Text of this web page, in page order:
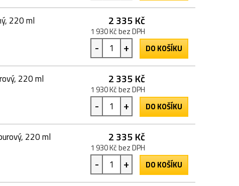
220 ml 2 335 Kč
1 930 Kč bez DPH
- + DO KOŠÍKU
220 ml 2 335 Kč
1 930 Kč bez DPH
- + DO KOŠÍKU
220 ml 2 335 Kč
1 930 Kč bez DPH
- + DO KOŠÍKU